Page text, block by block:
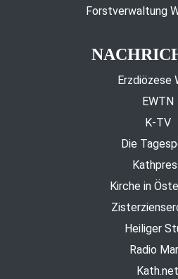
Forstverwaltung
Erzdiözese
EWTN
K-TV
Die
Kirche in
Heiliger
Radio
Kath.net